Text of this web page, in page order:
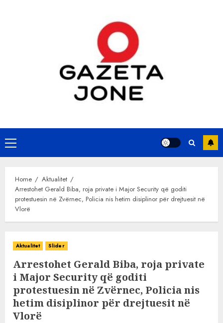
Primary
Menu
Home
Aktualitet
Arrestohet Gerald Biba, roja private i Major Security që goditi
protestuesin në Zvërnec, Policia nis hetim disiplinor për drejtuesit në
Vlorë
Aktualitet Slider
Arrestohet Gerald Biba, roja private
i Major Security që goditi
protestuesin në Zvërnec, Policia nis
hetim disiplinor për drejtuesit në
Vlorë